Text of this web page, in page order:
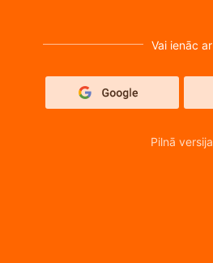
Vai ienāc ar
Pilnā versija